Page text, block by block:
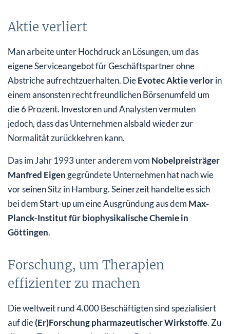
Aktie verliert
Man arbeite unter Hochdruck an Lösungen, um das
eigene Serviceangebot für Geschäftspartner ohne
Abstriche aufrechtzuerhalten. DieEvotec Aktie verlorin
einem ansonsten recht freundlichen Börsenumfeld um
die 6 Prozent. Investoren und Analysten vermuten
jedoch, dass das Unternehmen alsbald wieder zur
Normalität zurückkehren kann.
Das im Jahr 1993 unter anderem vom Nobelpreisträger
Manfred Eigen gegründete Unternehmen hat nach wie
vor seinen Sitz in Hamburg. Seinerzeit handelte es sich
bei dem Start-up um eine Ausgründung aus dem Max-
Planck-Institut für biophysikalische Chemie in
Göttingen.
Forschung, um Therapien
effizienter zu machen
Die weltweit rund 4.000 Beschäftigten sind spezialisiert
auf die(Er)Forschung pharmazeutischer Wirkstoffe. Zu